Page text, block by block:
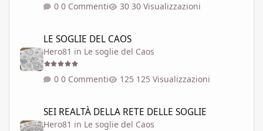
0 Commenti 30 Visualizzazioni
LE SOGLIE DEL CAOS
Hero81 in Le soglie del Caos
0 Commenti 125 Visualizzazioni
SEI REALTÀ DELLA RETE DELLE SOGLIE
Hero81 in Le soglie del Caos